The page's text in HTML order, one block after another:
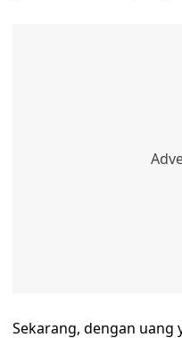
Sekarang, dengan uang